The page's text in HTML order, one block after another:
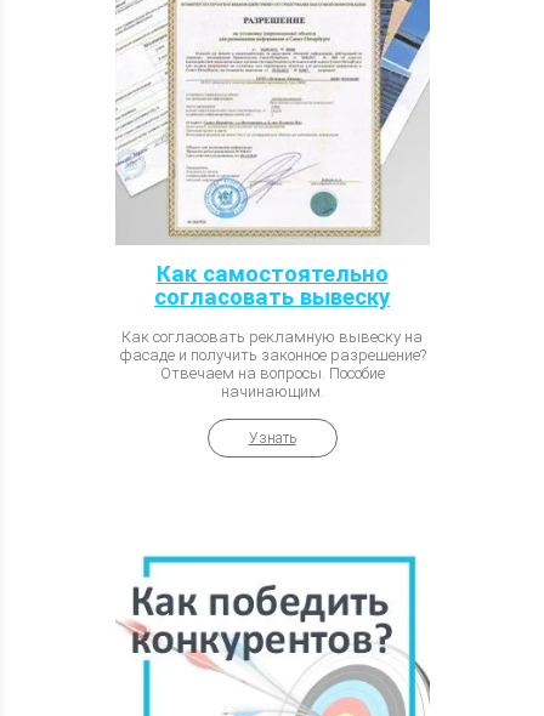
Как самостоятельно
согласовать вывеску
Как согласовать рекламную вывеску на
фасаде и получить законное разрешение?
Отвечаем на вопросы. Пособие
начинающим.
Узнать